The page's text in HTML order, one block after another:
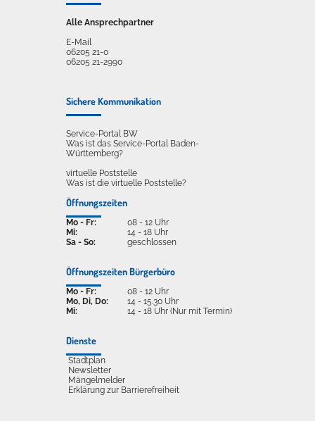
Alle Ansprechpartner
E-Mail
06205 21-0
06205 21-2990
Sichere Kommunikation
Service-Portal BW
Was ist das Service-Portal Baden-
Württemberg?
virtuelle Poststelle
Was ist die virtuelle Poststelle?
Öffnungszeiten
Mo - Fr:
Mi:
Sa - So:
08 - 12 Uhr
14 - 18 Uhr
geschlossen
Öffnungszeiten Bürgerbüro
Mo - Fr:
Mo, Di, Do:
Mi:
08 - 12 Uhr
14 - 15.30 Uhr
14 - 18 Uhr (Nur mit Termin)
Dienste
Stadtplan
Newsletter
Mängelmelder
Erklärung zur Barrierefreiheit